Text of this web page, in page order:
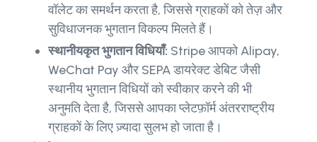
वॉलेट का समर्थन करता है, जिससे ग्राहकों को तेज़ और
सुविधाजनक भुगतान विकल्प मिलते हैं।
स्थानीयकृत भुगतान विधियाँ: Stripe आपको Alipay,
WeChat Pay और SEPA डायरेक्ट डेबिट जैसी
स्थानीय भुगतान विधियों को स्वीकार करने की भी
अनुमति देता है, जिससे आपका प्लेटफ़ॉर्म अंतरराष्ट्रीय
ग्राहकों के लिए ज़्यादा सुलभ हो जाता है।